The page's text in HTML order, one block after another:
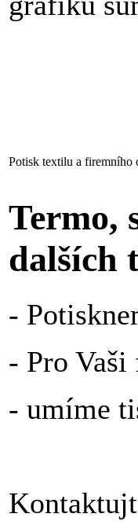
Potisk textilu a firemního
Termo,
dalších
-
- Pro
- umíme